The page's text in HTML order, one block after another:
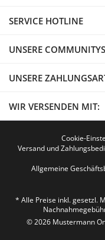
SERVICE HOTLINE
UNSERE COMMUNITYS
UNSERE
WIR VERSENDEN MIT:
Cookie-
Versand und
Allgemeine
* Alle Preise inkl. gesetzl.
© 2026 Mustermann